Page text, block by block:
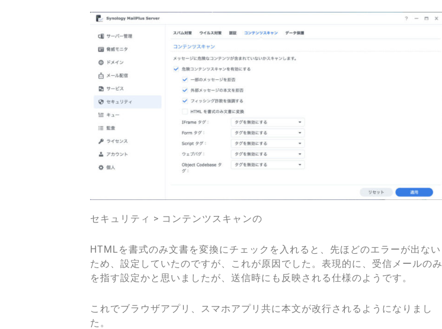
セキュリティ > コンテンツスキャンの
HTMLを書式のみ文書を変換にチェックを入れると、先ほどのエラーが出ない
ため、設定していたのですが、これが原因でした。表現的に、受信メールのみ
を指す設定かと思いましたが、送信時にも反映される仕様のようです。
これでブラウザアプリ、スマホアプリ共に本文が改行されるようになりまし
た。